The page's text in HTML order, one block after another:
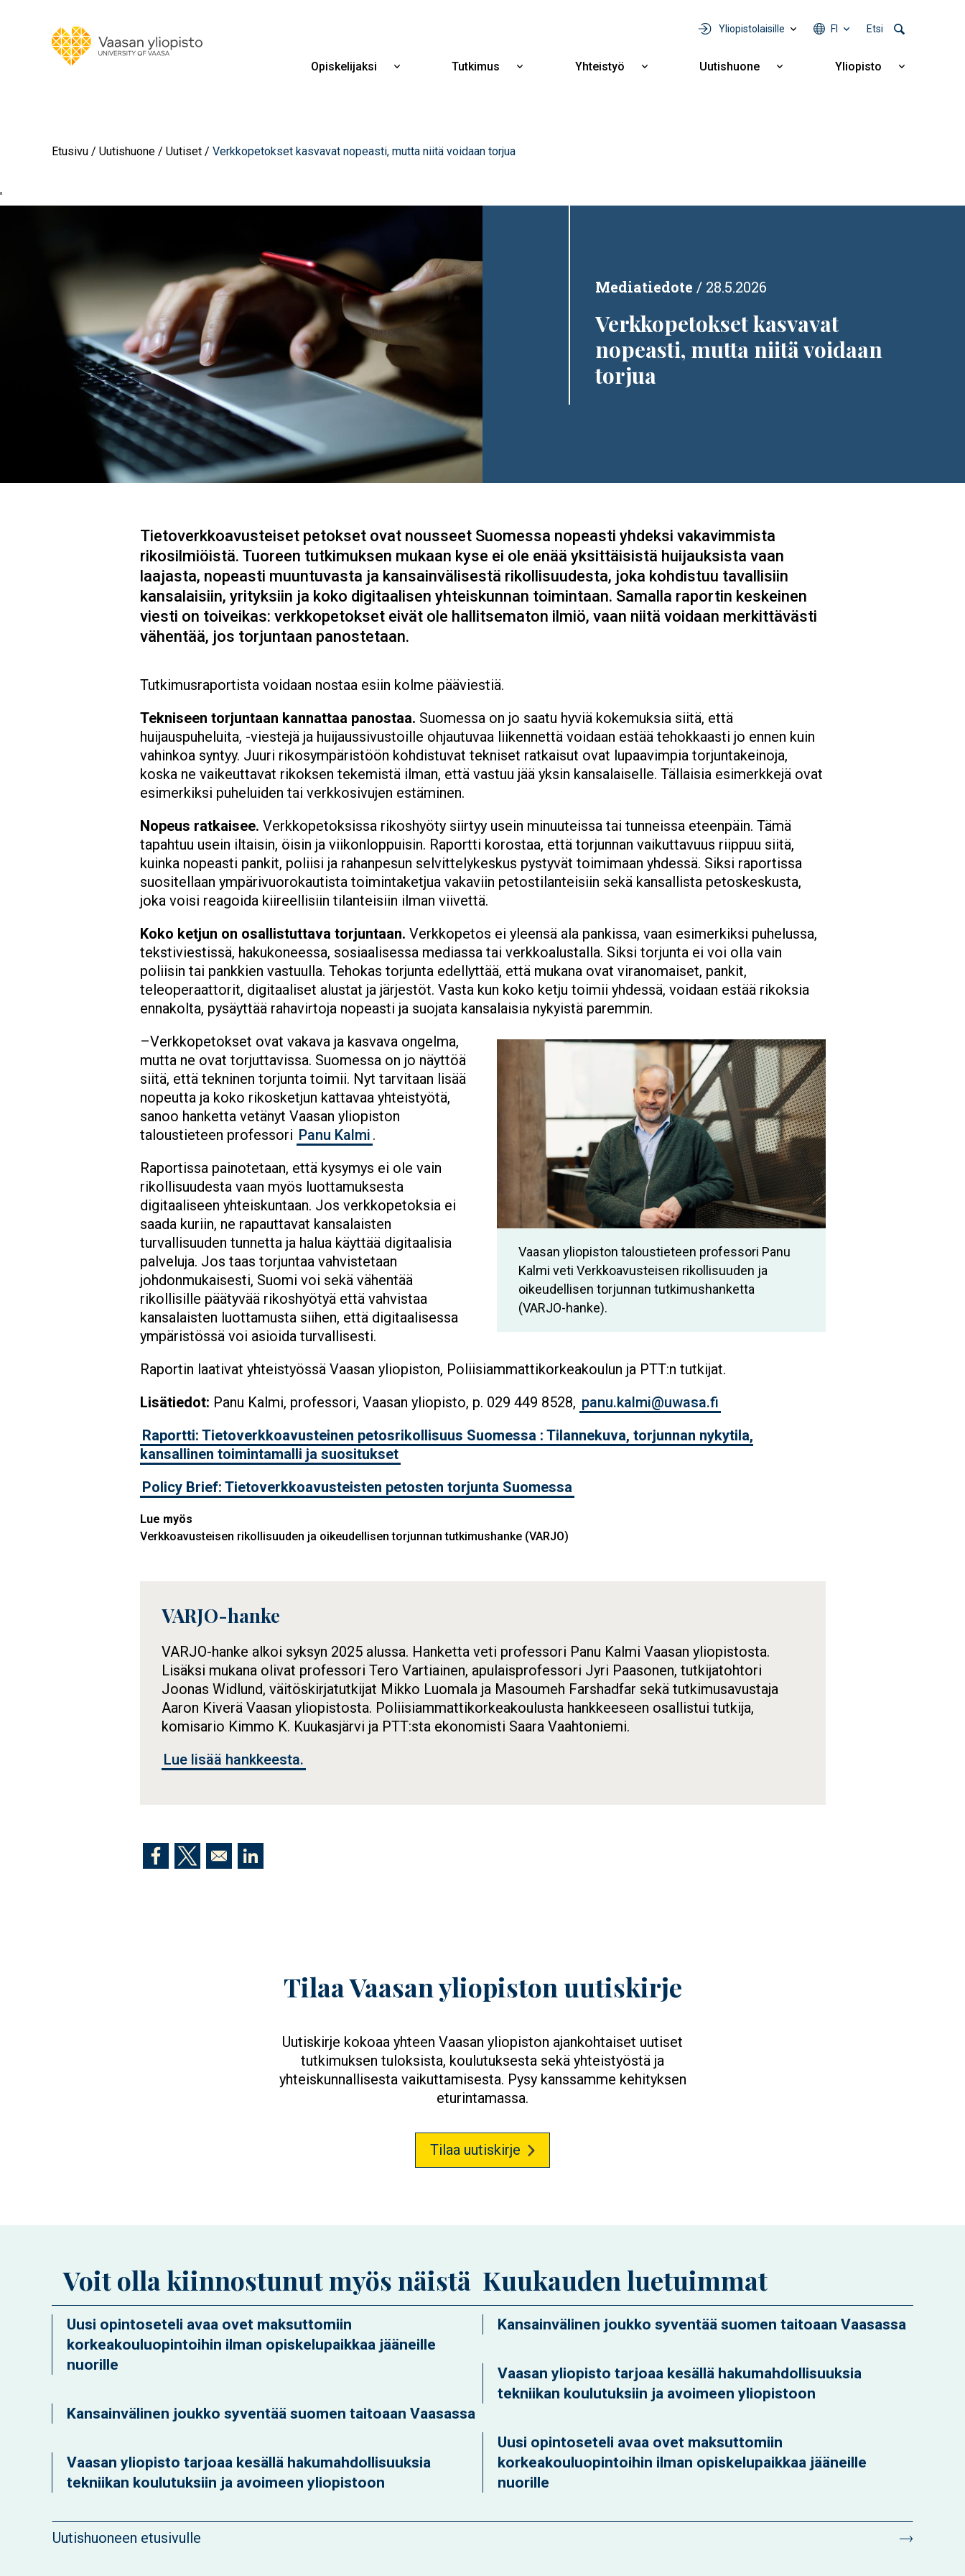
Yliopistolaisille FI Etsi
Opiskelijaksi
Näytä
Tutkimus
Näytä
Yhteistyö
Näytä
Uutishuone
Näytä
Yliopisto
Näytä
Etusivu Uutishuone Uutiset Verkkopetokset kasvavat nopeasti, mutta niitä voidaan torjua
'
Mediatiedote 28.5.2026
Verkkopetokset kasvavat
nopeasti, mutta niitä voidaan
torjua
Tietoverkkoavusteiset petokset ovat nousseet Suomessa nopeasti yhdeksi vakavimmista
rikosilmiöistä. Tuoreen tutkimuksen mukaan kyse ei ole enää yksittäisistä huijauksista vaan
laajasta, nopeasti muuntuvasta ja kansainvälisestä rikollisuudesta, joka kohdistuu tavallisiin
kansalaisiin, yrityksiin ja koko digitaalisen yhteiskunnan toimintaan. Samalla raportin keskeinen
viesti on toiveikas: verkkopetokset eivät ole hallitsematon ilmiö, vaan niitä voidaan merkittävästi
vähentää, jos torjuntaan panostetaan.
Tutkimusraportista voidaan nostaa esiin kolme pääviestiä.
Tekniseen torjuntaan kannattaa panostaa. Suomessa on jo saatu hyviä kokemuksia siitä, että
huijauspuheluita, -viestejä ja huijaussivustoille ohjautuvaa liikennettä voidaan estää tehokkaasti jo ennen kuin
vahinkoa syntyy. Juuri rikosympäristöön kohdistuvat tekniset ratkaisut ovat lupaavimpia torjuntakeinoja,
koska ne vaikeuttavat rikoksen tekemistä ilman, että vastuu jää yksin kansalaiselle. Tällaisia esimerkkejä ovat
esimerkiksi puheluiden tai verkkosivujen estäminen.
Nopeus ratkaisee. Verkkopetoksissa rikoshyöty siirtyy usein minuuteissa tai tunneissa eteenpäin. Tämä
tapahtuu usein iltaisin, öisin ja viikonloppuisin. Raportti korostaa, että torjunnan vaikuttavuus riippuu siitä,
kuinka nopeasti pankit, poliisi ja rahanpesun selvittelykeskus pystyvät toimimaan yhdessä. Siksi raportissa
suositellaan ympärivuorokautista toimintaketjua vakaviin petostilanteisiin sekä kansallista petoskeskusta,
joka voisi reagoida kiireellisiin tilanteisiin ilman viivettä.
Koko ketjun on osallistuttava torjuntaan. Verkkopetos ei yleensä ala pankissa, vaan esimerkiksi puhelussa,
tekstiviestissä, hakukoneessa, sosiaalisessa mediassa tai verkkoalustalla. Siksi torjunta ei voi olla vain
poliisin tai pankkien vastuulla. Tehokas torjunta edellyttää, että mukana ovat viranomaiset, pankit,
teleoperaattorit, digitaaliset alustat ja järjestöt. Vasta kun koko ketju toimii yhdessä, voidaan estää rikoksia
ennakolta, pysäyttää rahavirtoja nopeasti ja suojata kansalaisia nykyistä paremmin.
Vaasan yliopiston taloustieteen professori Panu
Kalmi veti Verkkoavusteisen rikollisuuden ja
oikeudellisen torjunnan tutkimushanketta
(VARJO-hanke).
–Verkkopetokset ovat vakava ja kasvava ongelma,
mutta ne ovat torjuttavissa. Suomessa on jo näyttöä
siitä, että tekninen torjunta toimii. Nyt tarvitaan lisää
nopeutta ja koko rikosketjun kattavaa yhteistyötä,
sanoo hanketta vetänyt Vaasan yliopiston
taloustieteen professori Panu Kalmi .
Raportissa painotetaan, että kysymys ei ole vain
rikollisuudesta vaan myös luottamuksesta
digitaaliseen yhteiskuntaan. Jos verkkopetoksia ei
saada kuriin, ne rapauttavat kansalaisten
turvallisuuden tunnetta ja halua käyttää digitaalisia
palveluja. Jos taas torjuntaa vahvistetaan
johdonmukaisesti, Suomi voi sekä vähentää
rikollisille päätyvää rikoshyötyä että vahvistaa
kansalaisten luottamusta siihen, että digitaalisessa
ympäristössä voi asioida turvallisesti.
Raportin laativat yhteistyössä Vaasan yliopiston, Poliisiammattikorkeakoulun ja PTT:n tutkijat.
Lisätiedot: Panu Kalmi, professori, Vaasan yliopisto, p. 029 449 8528, panu.kalmi@uwasa.fi
Raportti: Tietoverkkoavusteinen petosrikollisuus Suomessa : Tilannekuva, torjunnan nykytila,
kansallinen toimintamalli ja suositukset
Policy Brief: Tietoverkkoavusteisten petosten torjunta Suomessa
Lue myös
Verkkoavusteisen rikollisuuden ja oikeudellisen torjunnan tutkimushanke (VARJO)
Tietolaatikko
VARJO-hanke
VARJO-hanke alkoi syksyn 2025 alussa. Hanketta veti professori Panu Kalmi Vaasan yliopistosta.
Lisäksi mukana olivat professori Tero Vartiainen, apulaisprofessori Jyri Paasonen, tutkijatohtori
Joonas Widlund, väitöskirjatutkijat Mikko Luomala ja Masoumeh Farshadfar sekä tutkimusavustaja
Aaron Kiverä Vaasan yliopistosta. Poliisiammattikorkeakoulusta hankkeeseen osallistui tutkija,
komisario Kimmo K. Kuukasjärvi ja PTT:sta ekonomisti Saara Vaahtoniemi.
Lue lisää hankkeesta.
Opens in a new window
Opens in a new windowOpens in a new window
Tilaa Vaasan yliopiston uutiskirje
Uutiskirje kokoaa yhteen Vaasan yliopiston ajankohtaiset uutiset
tutkimuksen tuloksista, koulutuksesta sekä yhteistyöstä ja
yhteiskunnallisesta vaikuttamisesta. Pysy kanssamme kehityksen
eturintamassa.
Tilaa uutiskirje
Voit olla kiinnostunut myös näistä
Uusi opintoseteli avaa ovet maksuttomiin
korkeakouluopintoihin ilman opiskelupaikkaa jääneille
nuorille
Kansainvälinen joukko syventää suomen taitoaan Vaasassa
Vaasan yliopisto tarjoaa kesällä hakumahdollisuuksia
tekniikan koulutuksiin ja avoimeen yliopistoon
Kuukauden luetuimmat
Kansainvälinen joukko syventää suomen taitoaan Vaasassa
Vaasan yliopisto tarjoaa kesällä hakumahdollisuuksia
tekniikan koulutuksiin ja avoimeen yliopistoon
Uusi opintoseteli avaa ovet maksuttomiin
korkeakouluopintoihin ilman opiskelupaikkaa jääneille
nuorille
Uutishuoneen etusivulle